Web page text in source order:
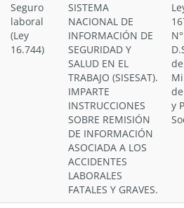
Seguro
laboral
(Ley
16.744)
SISTEMA
NACIONAL DE
INFORMACIÓN DE
SEGURIDAD Y
SALUD EN EL
TRABAJO (SISESAT).
IMPARTE
INSTRUCCIONES
SOBRE REMISIÓN
DE INFORMACIÓN
ASOCIADA A LOS
ACCIDENTES
LABORALES
FATALES Y GRAVES.
y